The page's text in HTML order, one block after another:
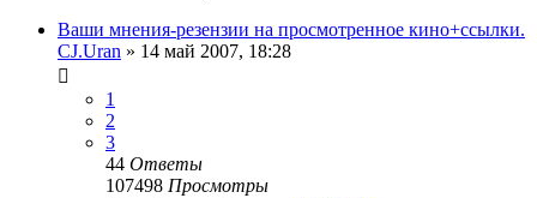
Ваши мнения-резензии на просмотренное кино+ссылки.
CJ.Uran » 14 май 2007, 18:28
1
2
3
44 Ответы
107498 Просмотры